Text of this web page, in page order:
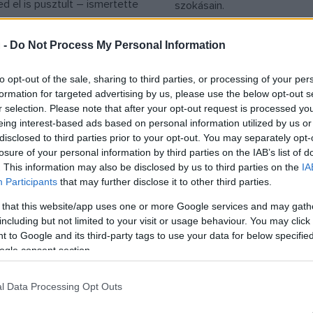
- Do Not Process My Personal Information
opt-out of the sale, sharing to third parties, or processing of your
for targeted advertising by us, please use the below opt-out
selection. Please note that after your opt-out request is processed
interest-based ads based on personal information utilized by us
to third parties prior to your opt-out. You may separately
of your personal information by third parties on the IAB’s list of
This information may also be disclosed by us to third parties on the
Participants that may further disclose it to other third parties.
that this website/app uses one or more Google services and may
but not limited to your visit or usage behaviour. You may
to Google and its third-party tags to use your data for below
consent section.
Data Processing Opt Outs
el is pusztult – ismertette
finn rénszarvastartók
elnöke.
szokásain.
ravasz gall
a svéd ajkú
amelyet csak
beszélnek Finnország
adták ki Asterix egyik
nagy átkelés, amely
ben jelent meg, hétfőtől
tájszólásban is olvasható.
MŰVÉSZET
Finnországban
Európa utolsó
múzeuma
Finnországban rövidesen
utolsó Lenin-múzeuma –
az intézmény igazgatója
lépés bírálatokat és